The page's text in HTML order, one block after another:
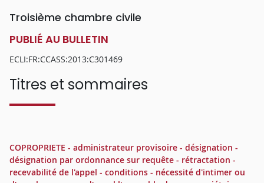
Troisième chambre civile
PUBLIÉ AU BULLETIN
ECLI:FR:CCASS:2013:C301469
Titres et sommaires
COPROPRIETE - administrateur provisoire - désignation -
désignation par ordonnance sur requête - rétractation -
recevabilité de l'appel - conditions - nécessité d'intimer ou